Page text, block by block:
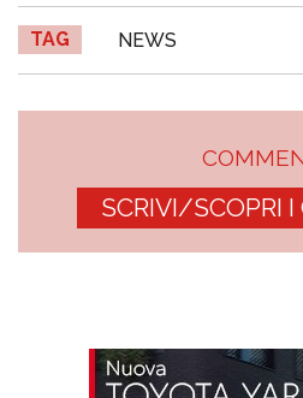
TAG NEWS
SCRIVI/SCOPRI